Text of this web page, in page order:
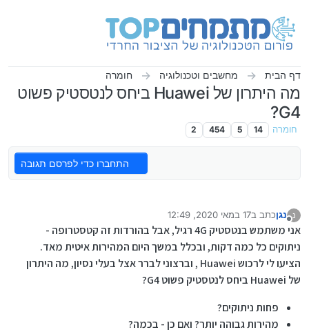
דף הבית מחשבים וטכנולוגיה חומרה
מה היתרון של Huawei ביחס לנטסטיק פשוט
G4?
חומרה 14
5
454
2
התחברו כדי לפרסם תגובה
נ נגןכתב ב17 במאי 2020, 12:49
נערך לאחרונה על ידי
אני משתמש בנטסטיק 4G רגיל, אבל בהורדות זה קטסטרופה -
ניתוקים כל כמה דקות, ובכלל במשך היום המהירות איטית מאד.
הציעו לי לרכוש Huawei , וברצוני לברר אצל בעלי נסיון, מה היתרון
של Huawei ביחס לנטסטיק פשוט G4?
פחות ניתוקים?
מהירות גבוהה יותר? ואם כן - בכמה?